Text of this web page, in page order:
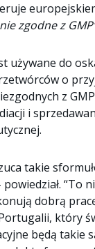
zgodne z
używane do
o
z
i
takie
powiedział. “To
dobrą
który
będą takie